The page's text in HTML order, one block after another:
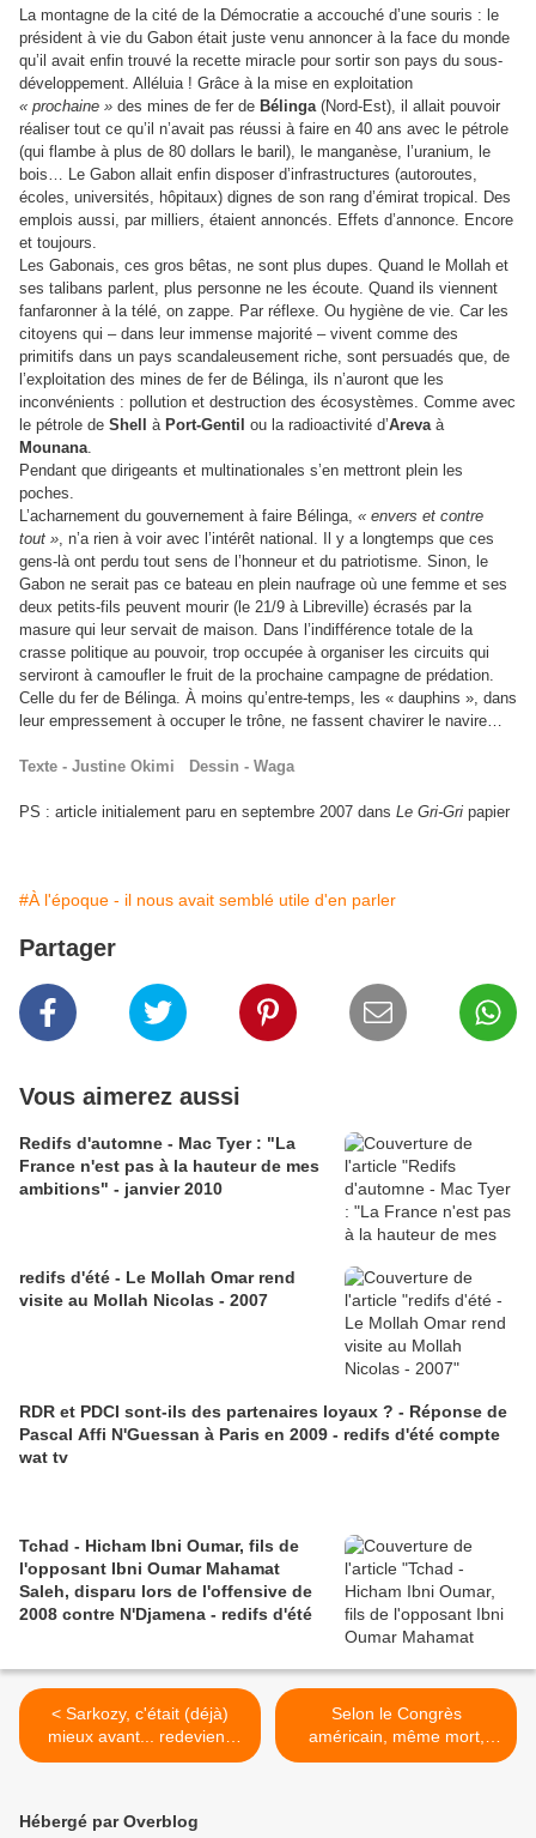
La montagne de la cité de la Démocratie a accouché d’une souris : le
président à vie du Gabon était juste venu annoncer à la face du monde
qu’il avait enfin trouvé la recette miracle pour sortir son pays du sous-
développement. Alléluia ! Grâce à la mise en exploitation
« prochaine » des mines de fer de Bélinga(Nord-Est), il allait pouvoir
réaliser tout ce qu’il n’avait pas réussi à faire en 40 ans avec le pétrole
(qui flambe à plus de 80 dollars le baril), le manganèse, l’uranium, le
bois… Le Gabon allait enfin disposer d’infrastructures (autoroutes,
écoles, universités, hôpitaux) dignes de son rang d’émirat tropical. Des
emplois aussi, par milliers, étaient annoncés. Effets d’annonce. Encore
et toujours.
Les Gabonais, ces gros bêtas, ne sont plus dupes. Quand le Mollah et
ses talibans parlent, plus personne ne les écoute. Quand ils viennent
fanfaronner à la télé, on zappe. Par réflexe. Ou hygiène de vie. Car les
citoyens qui – dans leur immense majorité – vivent comme des
primitifs dans un pays scandaleusement riche, sont persuadés que, de
l’exploitation des mines de fer de Bélinga, ils n’auront que les
inconvénients : pollution et destruction des écosystèmes. Comme avec
le pétrole de Shell à Port-Gentil ou la radioactivité d’Arevaà
Mounana.
Pendant que dirigeants et multinationales s’en mettront plein les
poches.
L’acharnement du gouvernement à faire Bélinga, « envers et contre
tout », n’a rien à voir avec l’intérêt national. Il y a longtemps que ces
gens-là ont perdu tout sens de l’honneur et du patriotisme. Sinon, le
Gabon ne serait pas ce bateau en plein naufrage où une femme et ses
deux petits-fils peuvent mourir (le 21/9 à Libreville) écrasés par la
masure qui leur servait de maison. Dans l’indifférence totale de la
crasse politique au pouvoir, trop occupée à organiser les circuits qui
serviront à camoufler le fruit de la prochaine campagne de prédation.
Celle du fer de Bélinga. À moins qu’entre-temps, les « dauphins », dans
leur empressement à occuper le trône, ne fassent chavirer le navire…
Texte - Justine Okimi Dessin - Waga
PS : article initialement paru en septembre 2007 dans Le Gri-Gri papier
#À l'époque - il nous avait semblé utile d'en parler
Partager
Vous aimerez aussi
Redifs d'automne - Mac Tyer : "La
France n'est pas à la hauteur de mes
ambitions" - janvier 2010
redifs d'été - Le Mollah Omar rend
visite au Mollah Nicolas - 2007
RDR et PDCI sont-ils des partenaires loyaux ? - Réponse de
Pascal Affi N'Guessan à Paris en 2009 - redifs d'été compte
wat tv
Tchad - Hicham Ibni Oumar, fils de
l'opposant Ibni Oumar Mahamat
Saleh, disparu lors de l'offensive de
2008 contre N'Djamena - redifs d'été
< Sarkozy, c'était (déjà)
mieux avant... redeviens
bling-bling, petit homme !
Selon le Congrès
américain, même mort,
Omar Bongo (et les siens)
Hébergé par Overblog